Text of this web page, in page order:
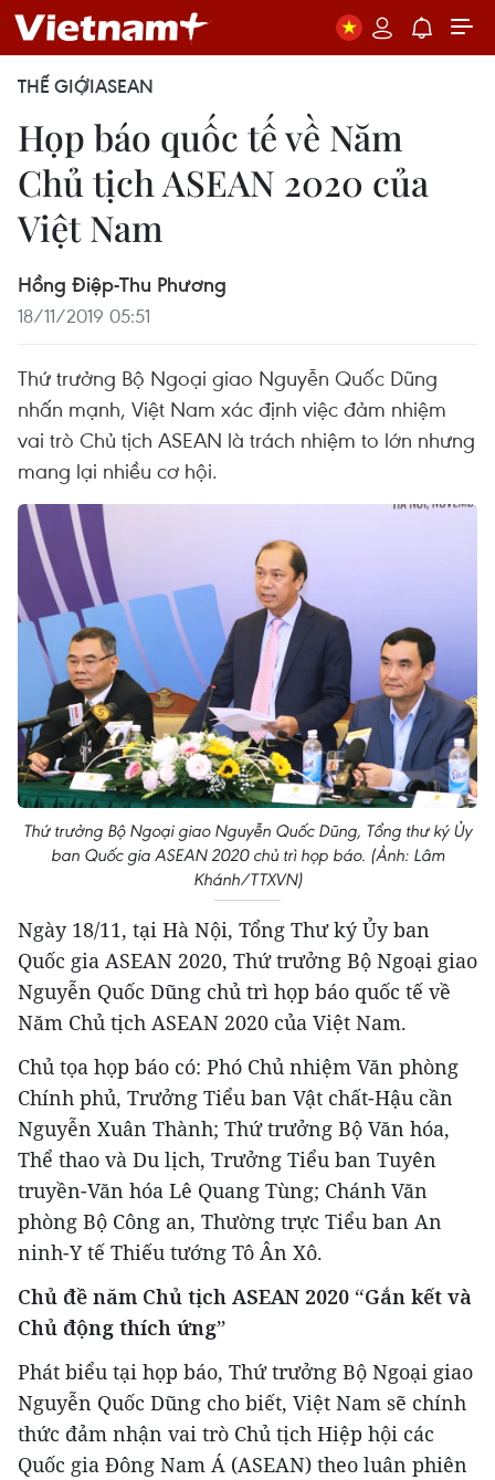
THẾ GIỚIASEAN
Họp báo quốc tế về Năm
Chủ tịch ASEAN 2020 của
Việt Nam
Hồng Điệp-Thu Phương
18/11/2019 05:51
Thứ trưởng Bộ Ngoại giao Nguyễn Quốc Dũng
nhấn mạnh, Việt Nam xác định việc đảm nhiệm
vai trò Chủ tịch ASEAN là trách nhiệm to lớn nhưng
mang lại nhiều cơ hội.
Thứ trưởng Bộ Ngoại giao Nguyễn Quốc Dũng, Tổng thư ký Ủy
ban Quốc gia ASEAN 2020 chủ trì họp báo. (Ảnh: Lâm
Khánh/TTXVN)
Ngày 18/11, tại Hà Nội, Tổng Thư ký Ủy ban
Quốc gia ASEAN 2020, Thứ trưởng Bộ Ngoại giao
Nguyễn Quốc Dũng chủ trì họp báo quốc tế về
Năm Chủ tịch ASEAN 2020 của Việt Nam.
Chủ tọa họp báo có: Phó Chủ nhiệm Văn phòng
Chính phủ, Trưởng Tiểu ban Vật chất-Hậu cần
Nguyễn Xuân Thành; Thứ trưởng Bộ Văn hóa,
Thể thao và Du lịch, Trưởng Tiểu ban Tuyên
truyền-Văn hóa Lê Quang Tùng; Chánh Văn
phòng Bộ Công an, Thường trực Tiểu ban An
ninh-Y tế Thiếu tướng Tô Ân Xô.
Chủ đề năm Chủ tịch ASEAN 2020 “Gắn kết và
Chủ động thích ứng”
Phát biểu tại họp báo, Thứ trưởng Bộ Ngoại giao
Nguyễn Quốc Dũng cho biết, Việt Nam sẽ chính
thức đảm nhận vai trò Chủ tịch Hiệp hội các
Quốc gia Đông Nam Á (ASEAN) theo luân phiên